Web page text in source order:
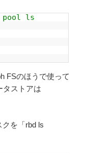
pool ls
FSのほうで使って
タストアは
を「rbd ls